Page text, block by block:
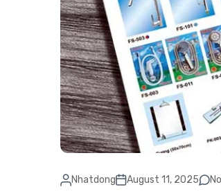
Nhatdong August 11, 2025